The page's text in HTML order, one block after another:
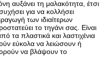
αυξάνει τη μαλακότητα, έτσι
για να κολλήσει
των ιδιαίτερων
το τηγάνι σας. Είναι
τα πλαστικά και λαστιχένια
εύκολα να λειώσουν ή
να βλάψουν το